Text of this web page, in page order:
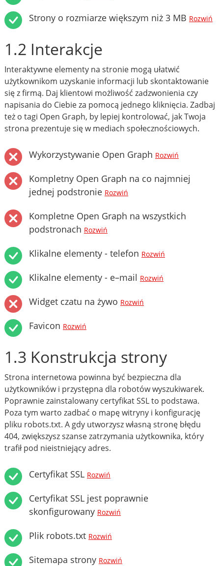
Strony o rozmiarze większym niż 3 MB Rozwiń
1.2 Interakcje
Interaktywne elementy na stronie mogą ułatwić
użytkownikom uzyskanie informacji lub skontaktowanie
się z firmą. Daj klientowi możliwość zadzwonienia czy
napisania do Ciebie za pomocą jednego kliknięcia. Zadbaj
też o tagi Open Graph, by lepiej kontrolować, jak Twoja
strona prezentuje się w mediach społecznościowych.
Wykorzystywanie Open Graph Rozwiń
Kompletny Open Graph na co najmniej
jednej podstronie Rozwiń
Kompletne Open Graph na wszystkich
podstronach Rozwiń
Klikalne elementy - telefon Rozwiń
Klikalne elementy - e–mail Rozwiń
Widget czatu na żywo Rozwiń
Favicon Rozwiń
1.3 Konstrukcja strony
Strona internetowa powinna być bezpieczna dla
użytkowników i przystępna dla robotów wyszukiwarek.
Poprawnie zainstalowany certyfikat SSL to podstawa.
Poza tym warto zadbać o mapę witryny i konfigurację
pliku robots.txt. A gdy utworzysz własną stronę błędu
404, zwiększysz szanse zatrzymania użytkownika, który
trafił pod nieistniejący adres.
Certyfikat SSL Rozwiń
Certyfikat SSL jest poprawnie
skonfigurowany Rozwiń
Plik robots.txt Rozwiń
Sitemapa strony Rozwiń